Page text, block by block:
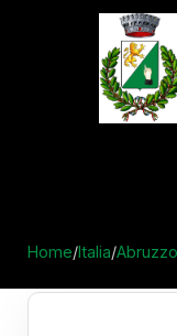
Home/Italia/Abruzzo